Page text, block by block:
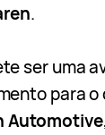
.
ser uma
para o
Automotive